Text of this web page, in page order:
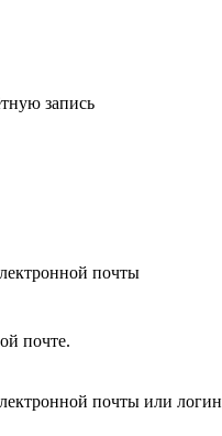
запись
почты
почте.
почты или логин